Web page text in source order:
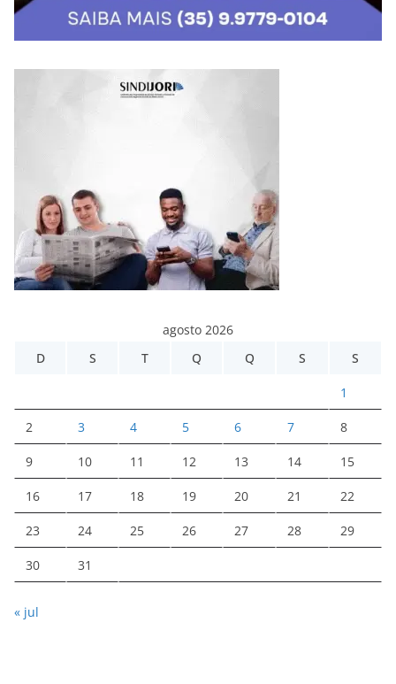
agosto 2026
D
S T Q Q S S
1
2 3 4 5 6 7 8
9 10 11 12 13 14 15
16 17 18 19 20 21 22
23 24 25 26 27 28 29
30 31
« jul